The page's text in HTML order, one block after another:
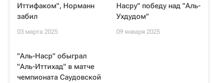
Иттифаком", Норманн
забил
03 марта 2025
Насру" победу над "Аль-
Ухдудом"
09 января 2025
"Аль-Наср" обыграл
"Аль-Иттихад" в матче
чемпионата Саудовской